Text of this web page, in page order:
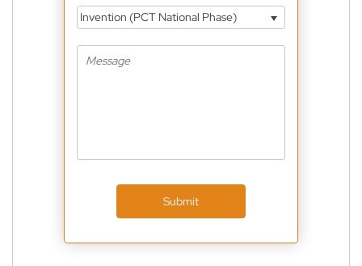
Invention (PCT National Phase)
Submit